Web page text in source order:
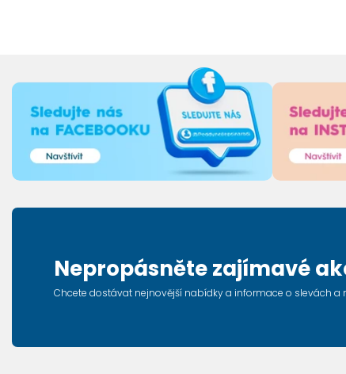
Nepropásněte zajímavé
Chcete dostávat nejnovější nabídky a informace o slevách a